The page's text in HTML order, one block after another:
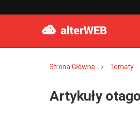
Strona Główna Tematy
Artykuły